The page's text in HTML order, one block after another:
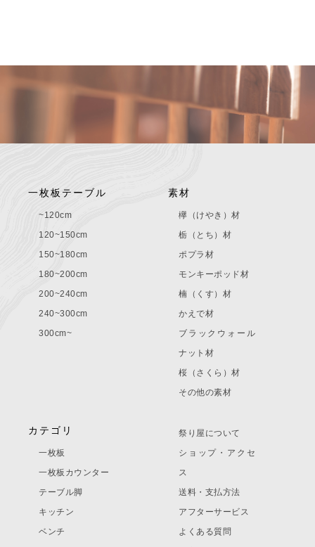
一枚板テーブル
~120cm
120~150cm
150~180cm
180~200cm
200~240cm
240~300cm
300cm~
素材
欅（けやき）材
栃（とち）材
ポプラ材
モンキーポッド材
楠（くす）材
かえで材
ブラックウォール
ナット材
桜（さくら）材
その他の素材
カテゴリ
一枚板
一枚板カウンター
テーブル脚
キッチン
ベンチ
祭り屋について
ショップ・アクセ
ス
送料・支払方法
アフターサービス
よくある質問